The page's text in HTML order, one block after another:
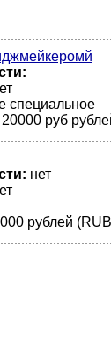
специальное
20000 руб
нет
рублей